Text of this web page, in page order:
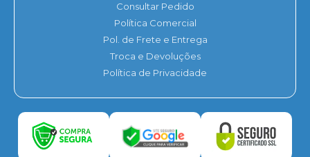
Consultar Pedido
Política Comercial
Pol. de Frete e Entrega
Troca e Devoluções
Política de Privacidade